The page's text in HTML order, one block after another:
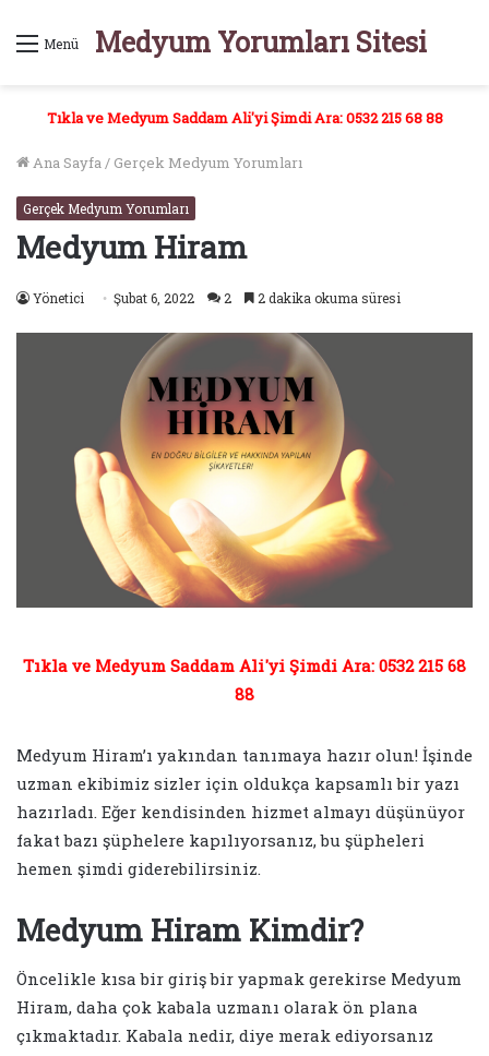
Menü Medyum Yorumları Sitesi
Tıkla ve Medyum Saddam Ali'yi Şimdi Ara: 0532 215 68 88
Ana Sayfa/ Gerçek Medyum Yorumları
Gerçek Medyum Yorumları
Medyum Hiram
Yönetici Şubat 6, 2022 2 2 dakika okuma süresi
Tıkla ve Medyum Saddam Ali'yi Şimdi Ara: 0532 215 68
88
Medyum Hiram’ı yakından tanımaya hazır olun! İşinde
uzman ekibimiz sizler için oldukça kapsamlı bir yazı
hazırladı. Eğer kendisinden hizmet almayı düşünüyor
fakat bazı şüphelere kapılıyorsanız, bu şüpheleri
hemen şimdi giderebilirsiniz.
Medyum Hiram Kimdir?
Öncelikle kısa bir giriş bir yapmak gerekirse Medyum
Hiram, daha çok kabala uzmanı olarak ön plana
çıkmaktadır. Kabala nedir, diye merak ediyorsanız